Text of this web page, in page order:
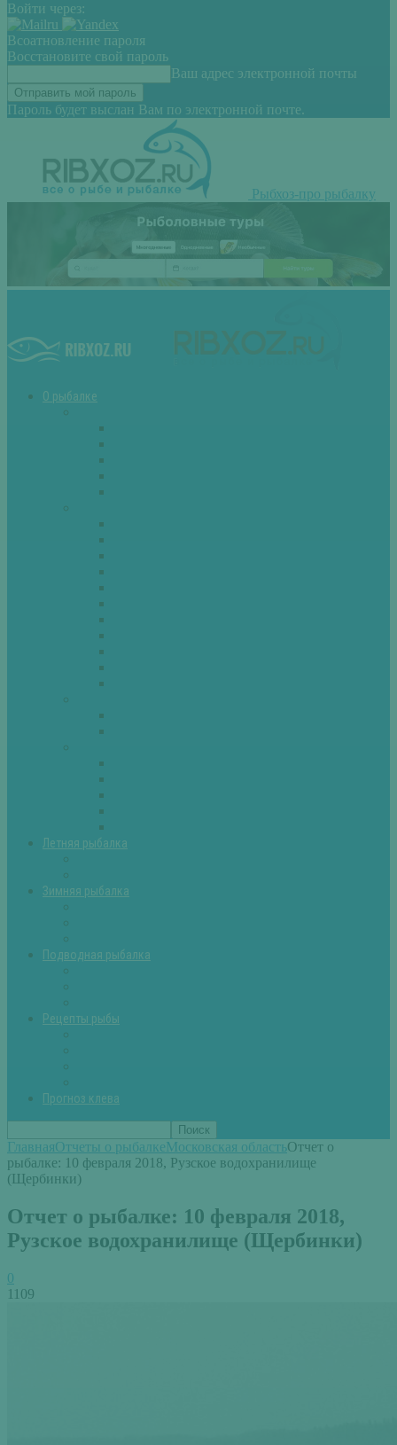
Войти через:
Всоатновление пароля
Восстановите свой пароль
Ваш адрес электронной почты
Пароль будет выслан Вам по электронной почте.
Рыбхоз-про рыбалку
О рыбалке
Летняя рыбалка
Зимняя рыбалка
Подводная рыбалка
Рецепты рыбы
Прогноз клева
ГлавнаяОтчеты о рыбалкеМосковская областьОтчет о
рыбалке: 10 февраля 2018, Рузское водохранилище
(Щербинки)
Отчет о рыбалке: 10 февраля 2018,
Рузское водохранилище (Щербинки)
0
1109